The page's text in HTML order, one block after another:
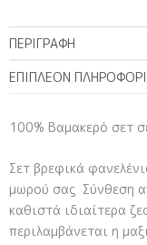
ΠΕΡΙΓΡΑΦΉ
ΕΠΙΠΛΈΟΝ
100% Βαμακερό σετ
Σετ βρεφικά
μωρού σας Σύνθεση
καθιστά ιδιαίτερα
περιλαμβάνεται η